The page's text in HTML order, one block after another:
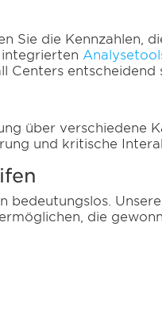
Sie die Kennzahlen,
integrierten
Centers entscheidend
über verschiedene
und kritische
bedeutungslos.
die